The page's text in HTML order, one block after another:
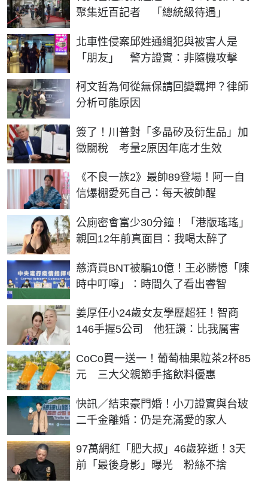
聚集近百記者 「總統級待遇」
北車性侵案邱姓通緝犯與被害人是
「朋友」 警方證實：非隨機攻擊
柯文哲為何從無保請回變羈押？律師
分析可能原因
簽了！川普對「多晶矽及衍生品」加
徵關稅 考量2原因年底才生效
《不良一族2》最帥89登場！阿一自
信爆棚愛死自己：每天被帥醒
公廁密會富少30分鐘！「港版瑤瑤」
親回12年前真面目：我喝太醉了
慈濟買BNT被騙10億！王必勝憶「陳
時中叮嚀」：時間久了看出睿智
姜厚任小24歲女友學歷超狂！智商
146手握5公司 他狂讚：比我厲害
CoCo買一送一！葡萄柚果粒茶2杯85
元 三大父親節手搖飲料優惠
快訊／結束豪門婚！小刀證實與台玻
二千金離婚：仍是充滿愛的家人
97萬網紅「肥大叔」46歲猝逝！3天
前「最後身影」曝光 粉絲不捨